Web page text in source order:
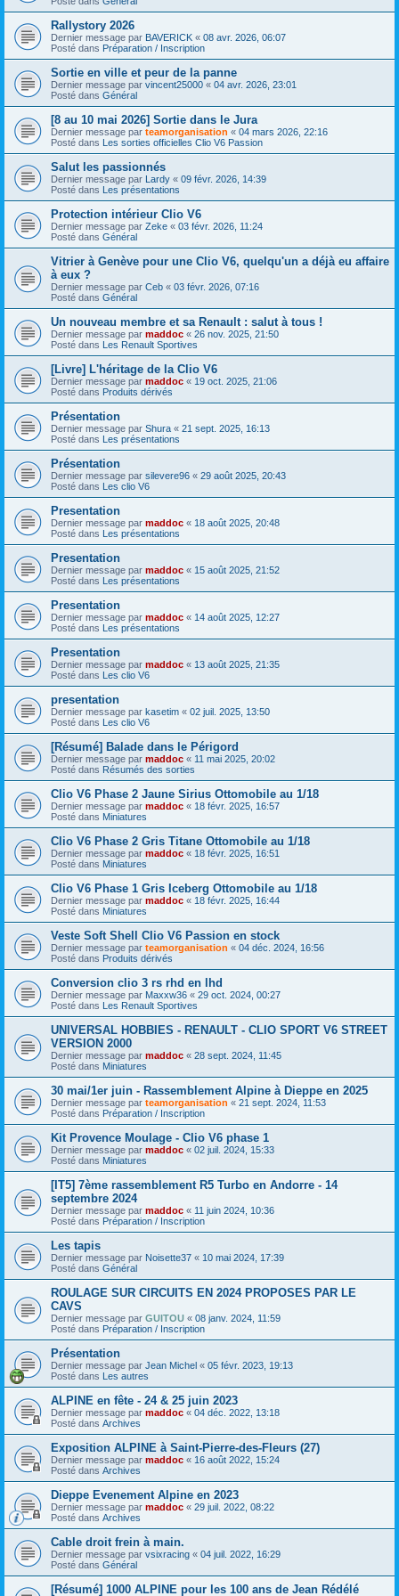
Rallystory 2026
Dernier message par BAVERICK « 08 avr. 2026, 06:07
Posté dans Préparation / Inscription
Sortie en ville et peur de la panne
Dernier message par vincent25000 « 04 avr. 2026, 23:01
Posté dans Général
[8 au 10 mai 2026] Sortie dans le Jura
Dernier message par teamorganisation « 04 mars 2026, 22:16
Posté dans Les sorties officielles Clio V6 Passion
Salut les passionnés
Dernier message par Lardy « 09 févr. 2026, 14:39
Posté dans Les présentations
Protection intérieur Clio V6
Dernier message par Zeke « 03 févr. 2026, 11:24
Posté dans Général
Vitrier à Genève pour une Clio V6, quelqu'un a déjà eu affaire
à eux ?
Dernier message par Ceb « 03 févr. 2026, 07:16
Posté dans Général
Un nouveau membre et sa Renault : salut à tous !
Dernier message par maddoc « 26 nov. 2025, 21:50
Posté dans Les Renault Sportives
[Livre] L'héritage de la Clio V6
Dernier message par maddoc « 19 oct. 2025, 21:06
Posté dans Produits dérivés
Présentation
Dernier message par Shura « 21 sept. 2025, 16:13
Posté dans Les présentations
Présentation
Dernier message par silevere96 « 29 août 2025, 20:43
Posté dans Les clio V6
Presentation
Dernier message par maddoc « 18 août 2025, 20:48
Posté dans Les présentations
Presentation
Dernier message par maddoc « 15 août 2025, 21:52
Posté dans Les présentations
Presentation
Dernier message par maddoc « 14 août 2025, 12:27
Posté dans Les présentations
Presentation
Dernier message par maddoc « 13 août 2025, 21:35
Posté dans Les clio V6
presentation
Dernier message par kasetim « 02 juil. 2025, 13:50
Posté dans Les clio V6
[Résumé] Balade dans le Périgord
Dernier message par maddoc « 11 mai 2025, 20:02
Posté dans Résumés des sorties
Clio V6 Phase 2 Jaune Sirius Ottomobile au 1/18
Dernier message par maddoc « 18 févr. 2025, 16:57
Posté dans Miniatures
Clio V6 Phase 2 Gris Titane Ottomobile au 1/18
Dernier message par maddoc « 18 févr. 2025, 16:51
Posté dans Miniatures
Clio V6 Phase 1 Gris Iceberg Ottomobile au 1/18
Dernier message par maddoc « 18 févr. 2025, 16:44
Posté dans Miniatures
Veste Soft Shell Clio V6 Passion en stock
Dernier message par teamorganisation « 04 déc. 2024, 16:56
Posté dans Produits dérivés
Conversion clio 3 rs rhd en lhd
Dernier message par Maxxw36 « 29 oct. 2024, 00:27
Posté dans Les Renault Sportives
UNIVERSAL HOBBIES - RENAULT - CLIO SPORT V6 STREET
VERSION 2000
Dernier message par maddoc « 28 sept. 2024, 11:45
Posté dans Miniatures
30 mai/1er juin - Rassemblement Alpine à Dieppe en 2025
Dernier message par teamorganisation « 21 sept. 2024, 11:53
Posté dans Préparation / Inscription
Kit Provence Moulage - Clio V6 phase 1
Dernier message par maddoc « 02 juil. 2024, 15:33
Posté dans Miniatures
[IT5] 7ème rassemblement R5 Turbo en Andorre - 14
septembre 2024
Dernier message par maddoc « 11 juin 2024, 10:36
Posté dans Préparation / Inscription
Les tapis
Dernier message par Noisette37 « 10 mai 2024, 17:39
Posté dans Général
ROULAGE SUR CIRCUITS EN 2024 PROPOSES PAR LE
CAVS
Dernier message par GUITOU « 08 janv. 2024, 11:59
Posté dans Préparation / Inscription
Présentation
Dernier message par Jean Michel « 05 févr. 2023, 19:13
Posté dans Les autres
ALPINE en fête - 24 & 25 juin 2023
Dernier message par maddoc « 04 déc. 2022, 13:18
Posté dans Archives
Exposition ALPINE à Saint-Pierre-des-Fleurs (27)
Dernier message par maddoc « 16 août 2022, 15:24
Posté dans Archives
Dieppe Evenement Alpine en 2023
Dernier message par maddoc « 29 juil. 2022, 08:22
Posté dans Archives
Cable droit frein à main.
Dernier message par vsixracing « 04 juil. 2022, 16:29
Posté dans Général
[Résumé] 1000 ALPINE pour les 100 ans de Jean Rédélé